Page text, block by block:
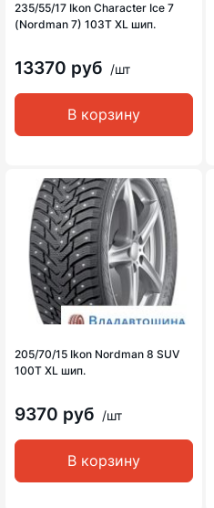
235/55/17 Ikon Character Ice 7
(Nordman 7) 103T XL шип.
13370 руб /шт
В корзину
205/70/15 Ikon Nordman 8 SUV
100T XL шип.
9370 руб /шт
В корзину